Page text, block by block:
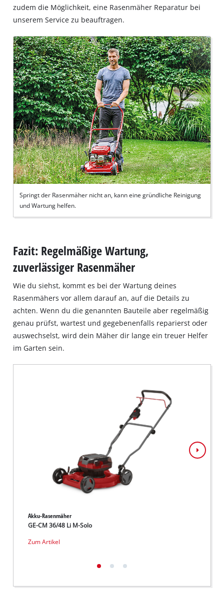
zudem die Möglichkeit, eine Rasenmäher Reparatur bei
unserem Service zu beauftragen.
Springt der Rasenmäher nicht an, kann eine gründliche Reinigung
und Wartung helfen.
Fazit: Regelmäßige Wartung,
zuverlässiger Rasenmäher
Wie du siehst, kommt es bei der Wartung deines
Rasenmähers vor allem darauf an, auf die Details zu
achten. Wenn du die genannten Bauteile aber regelmäßig
genau prüfst, wartest und gegebenenfalls reparierst oder
auswechselst, wird dein Mäher dir lange ein treuer Helfer
im Garten sein.
Akku-Rasenmäher
GE-CM 36/48 Li M-Solo
Zum Artikel